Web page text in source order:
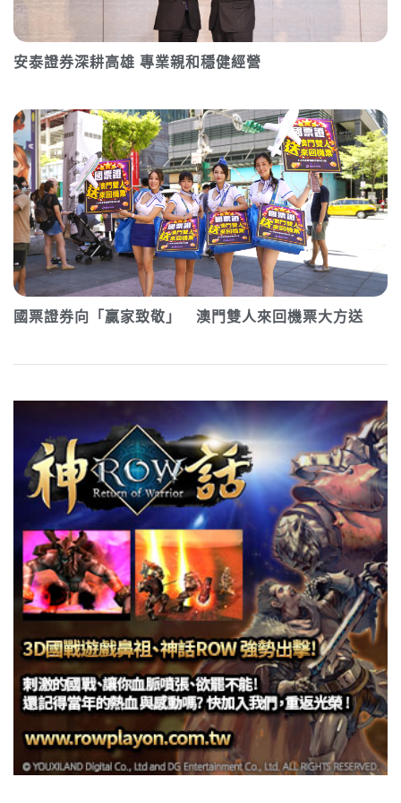
安泰證券深耕高雄 專業親和穩健經營
國票證券向「贏家致敬」 澳門雙人來回機票大方送